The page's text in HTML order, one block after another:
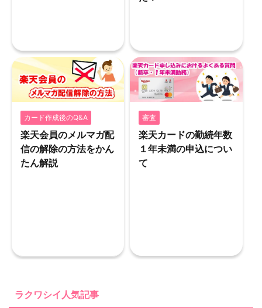
カード作成後のQ&A
楽天会員のメルマガ配
信の解除の方法をかん
たん解説
審査
楽天カードの勤続年数
１年未満の申込につい
て
ラクワシイ人気記事